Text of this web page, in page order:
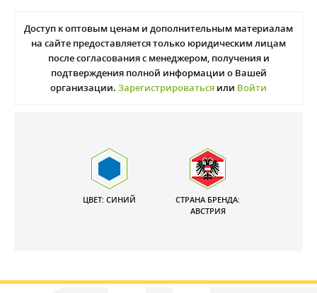
Доступ к оптовым ценам и дополнительным материалам
на сайте предоставляется только юридическим лицам
после согласования с менеджером, получения и
подтверждения полной информации о Вашей
организации. Зарегистрироваться или Войти
ЦВЕТ: СИНИЙ
СТРАНА БРЕНДА:
АВСТРИЯ